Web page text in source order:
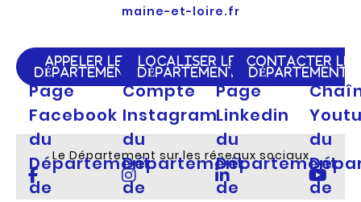
maine-et-loire.fr
APPELER LE
DÉPARTEMENT
LOCALISER LE
DÉPARTEMENT
CONTACTER LE
DÉPARTEMENT
Le Département sur les réseaux sociaux
Page
Facebook
du
Département
de
Compte
Instagram
du
Département
de
Page
Linkedin
du
Département
de
du
de